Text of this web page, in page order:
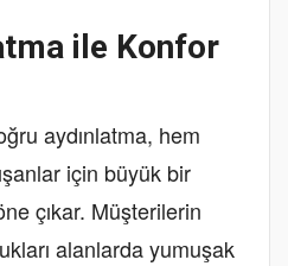
ile Konfor
aydınlatma, hem
için büyük bir
çıkar. Müşterilerin
alanlarda yumuşak